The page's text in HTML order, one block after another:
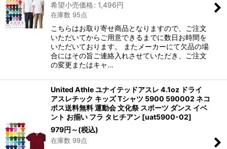
希望小売価格: 1,496円
在庫数 95点
こちらはお取り寄せ商品となりますので、ご注文
いただいてからご用意できるまでに数日お時間を
いただいております。 またメーカーにて欠品の場
合にはその旨ご連絡入れさせていただき、ご注文
の変更またはキャ…
United Athle ユナイテッドアスレ 4.1oz ドライ
アスレチック キッズ Tシャツ 5900 590002 ネコ
ポス送料無料 運動会 文化祭 スポーツ ダンス イベ
ント お揃い フラ タヒチアン [uat5900-02]
979円 ～(税込)
在庫数 99点